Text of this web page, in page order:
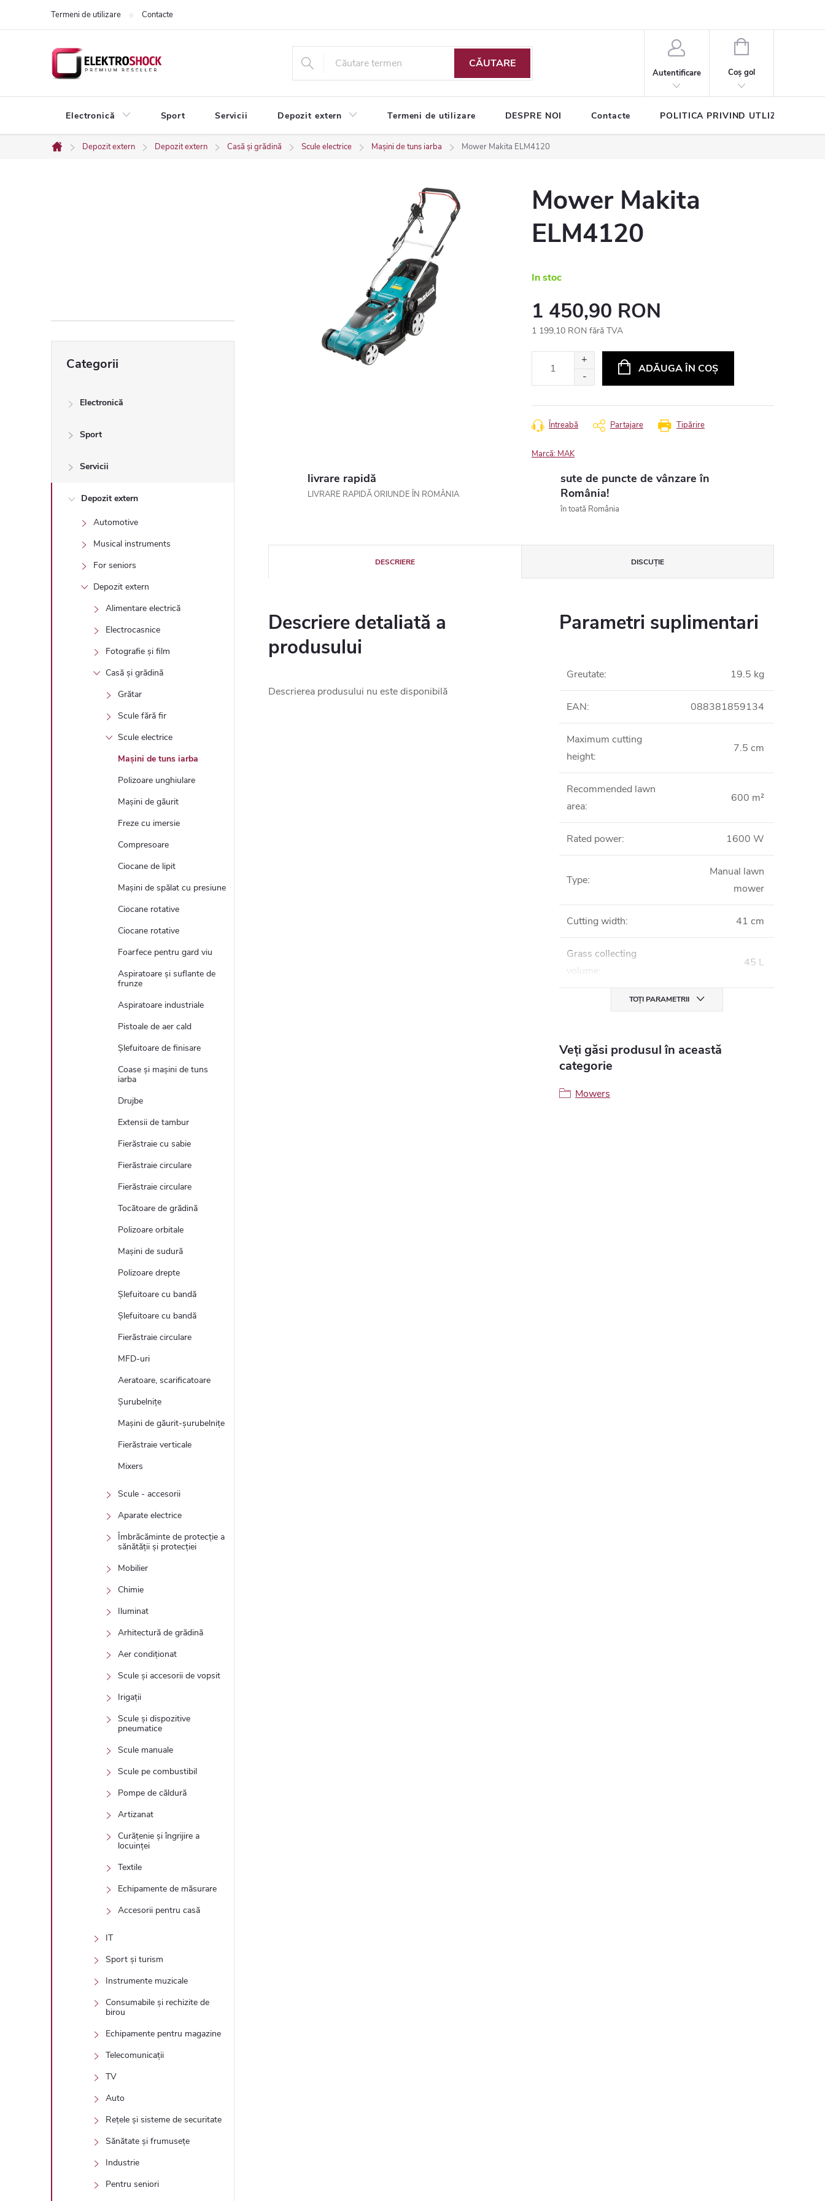
Termeni de utilizare Contacte
CĂUTARE
Autentificare
COŞ
CUMPĂRĂTURI
Coş gol
Electronică Sport Servicii Depozit extern Termeni de utilizare DESPRE NOI Contacte POLITICA PRIVIND UTLIZAREA
Acasă
Depozit extern Depozit extern Casă și grădină Scule electrice Mașini de tuns iarba Mower Makita ELM4120
l
a
a
pesteCategorii
Electronică
Sport
Servicii
Depozit extern
Automotive
Musical instruments
For seniors
Depozit extern
Alimentare electrică
Electrocasnice
Fotografie și film
Casă și grădină
Grătar
Scule fără fir
Scule electrice
Mașini de tuns iarba
Polizoare unghiulare
Mașini de găurit
Freze cu imersie
Compresoare
Ciocane de lipit
Mașini de spălat cu presiune
Ciocane rotative
Ciocane rotative
Foarfece pentru gard viu
Aspiratoare și suflante de
frunze
Aspiratoare industriale
Pistoale de aer cald
Șlefuitoare de finisare
Coase și mașini de tuns
iarba
Drujbe
Extensii de tambur
Fierăstraie cu sabie
Fierăstraie circulare
Fierăstraie circulare
Tocătoare de grădină
Polizoare orbitale
Mașini de sudură
Polizoare drepte
Șlefuitoare cu bandă
Șlefuitoare cu bandă
Fierăstraie circulare
MFD-uri
Aeratoare, scarificatoare
Șurubelnițe
Mașini de găurit-șurubelnițe
Fierăstraie verticale
Mixers
Scule - accesorii
Aparate electrice
Îmbrăcăminte de protecție a
sănătății și protecției
Mobilier
Chimie
Iluminat
Arhitectură de grădină
Aer condiționat
Scule și accesorii de vopsit
Irigații
Scule și dispozitive
pneumatice
Scule manuale
Scule pe combustibil
Pompe de căldură
Artizanat
Curățenie și îngrijire a
locuinței
Textile
Echipamente de măsurare
Accesorii pentru casă
IT
Sport și turism
Instrumente muzicale
Consumabile și rechizite de
birou
Echipamente pentru magazine
Telecomunicații
TV
Auto
Rețele și sisteme de securitate
Sănătate și frumusețe
Industrie
Pentru seniori
Mower Makita
ELM4120
In stoc
1 450,90 RON
1 199,10 RON fără TVA
ADĂUGA ÎN COŞ
Tipărire
Întreabă Partajare
Marcă: MAK
livrare rapidă
LIVRARE RAPIDĂ ORIUNDE ÎN ROMÂNIA
sute de puncte de vânzare în
România!
în toată România
DESCRIERE DISCUŢIE
Descriere detaliată a
produsului
Descrierea produsului nu este disponibilă
Parametri suplimentari
Greutate: 19.5 kg
EAN: 088381859134
Maximum cutting
height:
7.5 cm
Recommended lawn
area:
600 m²
Rated power: 1600 W
Type:
Manual lawn
mower
Cutting width: 41 cm
Grass collecting
volume:
45 L
TOȚI PARAMETRII
Veți găsi produsul în această
categorie
Mowers